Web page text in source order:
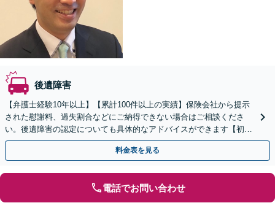
後遺障害
【弁護士経験10年以上】【累計100件以上の実績】保険会社から提示
された慰謝料、過失割合などにご納得できない場合はご相談くださ
い。後遺障害の認定についても具体的なアドバイスができます【初回
相談無料】【分割払い対応】
料金表を見る
電話でお問い合わせ